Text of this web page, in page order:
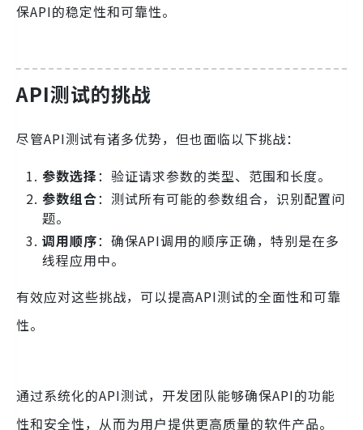
保API的稳定性和可靠性。
API测试的挑战
尽管API测试有诸多优势，但也面临以下挑战：
参数选择：验证请求参数的类型、范围和长度。
参数组合：测试所有可能的参数组合，识别配置问
题。
调用顺序：确保API调用的顺序正确，特别是在多
线程应用中。
有效应对这些挑战，可以提高API测试的全面性和可靠
性。
通过系统化的API测试，开发团队能够确保API的功能
性和安全性，从而为用户提供更高质量的软件产品。